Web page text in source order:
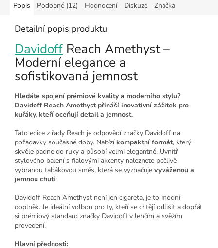
Popis Podobné (12) Hodnocení Diskuze Značka
Detailní popis produktu
Davidoff Reach Amethyst –
Moderní elegance a
sofistikovaná jemnost
Hledáte spojení prémiové kvality a moderního stylu?
Davidoff Reach Amethyst přináší inovativní zážitek pro
kuřáky, kteří oceňují detail a jemnost.
Tato edice z řady Reach je odpovědí značky Davidoff na
požadavky současné doby. Nabízí kompaktní formát, který
skvěle padne do ruky a působí velmi elegantně. Uvnitř
stylového balení s fialovými akcenty naleznete pečlivě
vybranou tabákovou směs, která se vyznačuje vyváženou a
jemnou chutí.
Davidoff Reach Amethyst není jen cigareta, je to módní
doplněk. Je ideální volbou pro ty, kteří se chtějí odlišit a dopřát
si prémiový standard značky Davidoff v lehčím a svěžím
provedení.
Hlavní přednosti: